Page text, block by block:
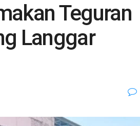
Teguran
Langgar